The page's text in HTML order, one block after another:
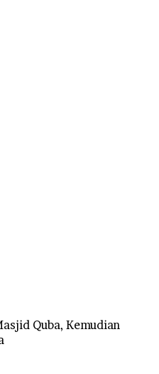
Quba, Kemudian